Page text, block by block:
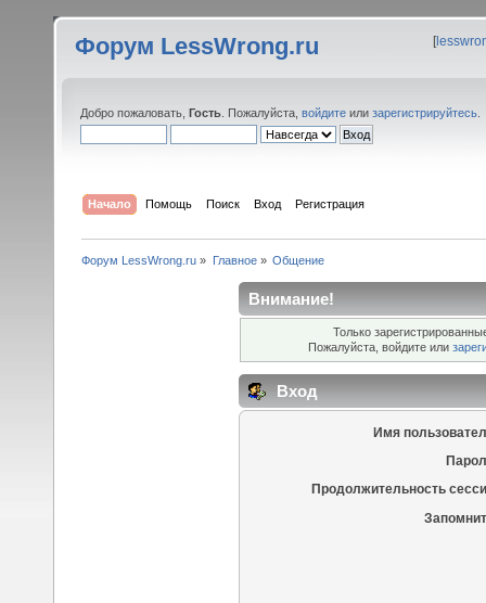
Форум LessWrong.ru [
Добро пожаловать, Гость . Пожалуйста, войдите или зарегистрируйтесь
Начало Помощь Поиск Вход Регистрация
Форум LessWrong.ru » Главное» Общение
Внимание!
Только
Пожалуйста, войдите или
Вход
Имя
Продолжительность